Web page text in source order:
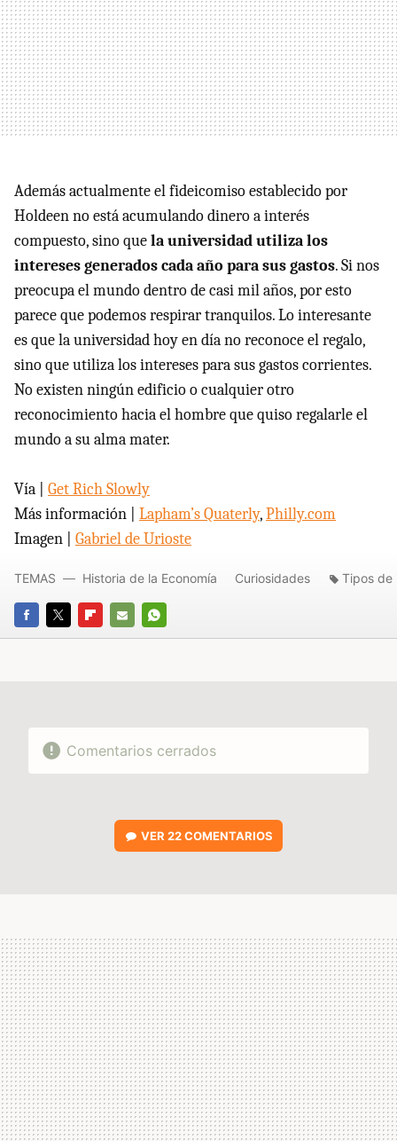
Además actualmente el fideicomiso establecido por
Holdeen no está acumulando dinero a interés
compuesto, sino quela universidad utiliza los
intereses generados cada año para sus gastos. Si nos
preocupa el mundo dentro de casi mil años, por esto
parece que podemos respirar tranquilos. Lo interesante
es que la universidad hoy en día no reconoce el regalo,
sino que utiliza los intereses para sus gastos corrientes.
No existen ningún edificio o cualquier otro
reconocimiento hacia el hombre que quiso regalarle el
mundo a su alma mater.
Vía | Get Rich Slowly
Más información | Lapham’s Quaterly,Philly.com
Imagen | Gabriel de Urioste
FACEBOOK
TWITTERFLIPBOARD
E-
WHATSAPP
TEMAS Historia de la Economía Curiosidades Tipos de
Comentarios cerrados
VER22 COMENTARIOS